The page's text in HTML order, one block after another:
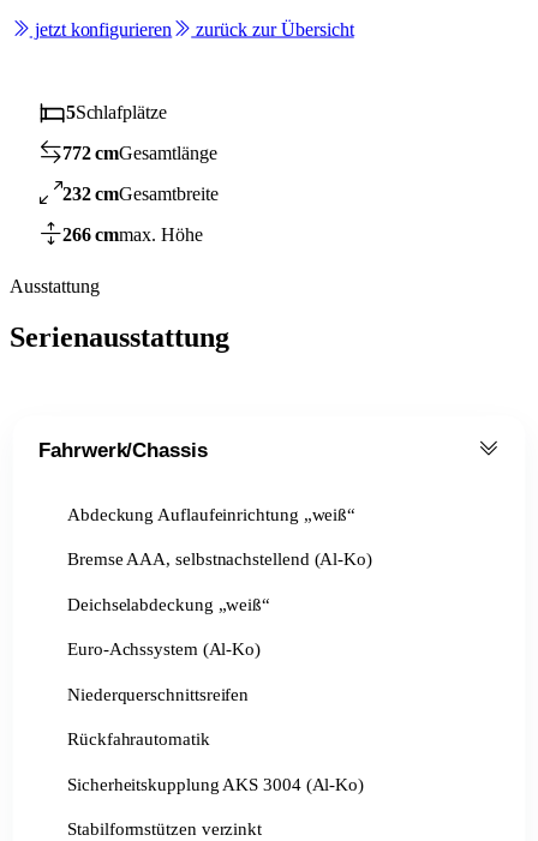
jetzt konfigurieren zurück zur Übersicht
5Schlafplätze
772 cmGesamtlänge
232 cmGesamtbreite
266 cmmax. Höhe
Ausstattung
Serienausstattung
Fahrwerk/Chassis
Abdeckung Auflaufeinrichtung „weiß“
Bremse AAA, selbstnachstellend (Al-Ko)
Deichselabdeckung „weiß“
Euro-Achssystem (Al-Ko)
Niederquerschnittsreifen
Rückfahrautomatik
Sicherheitskupplung AKS 3004 (Al-Ko)
Stabilformstützen verzinkt